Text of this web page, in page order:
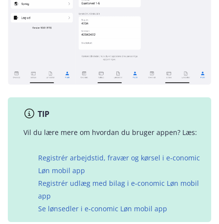
TIP
Vil du lære mere om hvordan du bruger appen? Læs:
Registrér arbejdstid, fravær og kørsel i e‑conomic
Løn mobil app
Registrér udlæg med bilag i e‑conomic Løn mobil
app
Se lønsedler i e‑conomic Løn mobil app